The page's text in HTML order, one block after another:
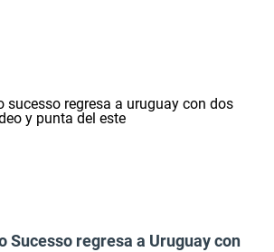
Sucesso regresa a Uruguay con